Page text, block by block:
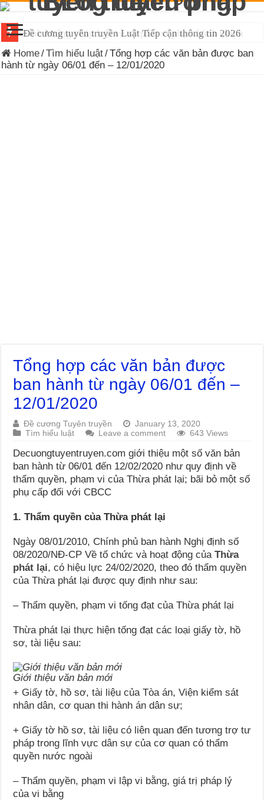
Đề cương tuyên truyền Luật Tiếp cận thông tin 2026
Home/Tìm hiểu luật/Tổng hợp các văn bản được ban
hành từ ngày 06/01 đến – 12/01/2020
Tổng hợp các văn bản được
ban hành từ ngày 06/01 đến –
12/01/2020
Đề cương Tuyên truyền
January 13, 2020
Tìm hiểu luật
Leave a comment 643 Views
Decuongtuyentruyen.com giới thiệu một số văn bản
ban hành từ 06/01 đến 12/02/2020 như quy định về
thẩm quyền, phạm vi của Thừa phát lại; bãi bỏ một số
phụ cấp đối với CBCC
1. Thẩm quyền của Thừa phát lại
Ngày 08/01/2010, Chính phủ ban hành Nghị định số
08/2020/NĐ-CP Về tổ chức và hoạt động củaThừa
phát lại, có hiệu lực 24/02/2020, theo đó thẩm quyền
của Thừa phát lại được quy định như sau:
– Thẩm quyền, phạm vi tống đạt của Thừa phát lại
Thừa phát lại thực hiện tống đạt các loại giấy tờ, hồ
sơ, tài liệu sau:
Giới thiệu văn bản mới
+ Giấy tờ, hồ sơ, tài liệu của Tòa án, Viện kiểm sát
nhân dân, cơ quan thi hành án dân sự;
+ Giấy tờ hồ sơ, tài liệu có liên quan đến tương trợ tư
pháp trong lĩnh vực dân sự của cơ quan có thẩm
quyền nước ngoài
– Thẩm quyền, phạm vi lập vi bằng, giá trị pháp lý
của vi bằng